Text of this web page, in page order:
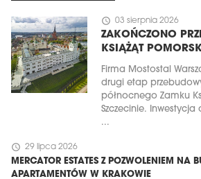
schedule 03 sierpnia 2026
ZAKOŃCZONO
KSIĄŻĄT
Firma Mostostal
drugi etap
północnego Zamku
Szczecinie.
...
schedule 29 lipca 2026
MERCATOR ESTATES Z POZWOLENIEM NA
APARTAMENTÓW W KRAKOWIE